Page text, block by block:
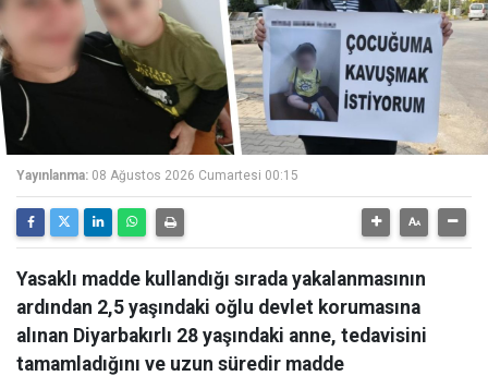
Yayınlanma: 08 Ağustos 2026 Cumartesi 00:15
Yasaklı madde kullandığı sırada yakalanmasının
ardından 2,5 yaşındaki oğlu devlet korumasına
alınan Diyarbakırlı 28 yaşındaki anne, tedavisini
tamamladığını ve uzun süredir madde